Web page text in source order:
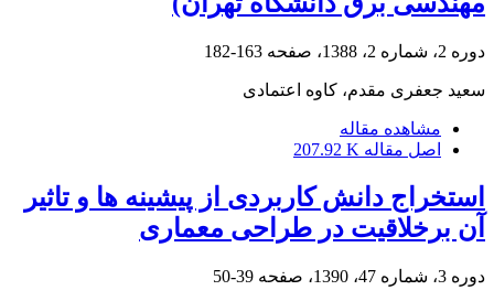
دوره 2، شماره 2، 1388، صفحه 163-182
سعید جعفری مقدم، کاوه اعتمادی
مشاهده مقاله
اصل مقاله 207.92 K
استخراج دانش کاربردی از پیشینه ها و تاثیر
آن برخلاقیت در طراحی معماری
دوره 3، شماره 47، 1390، صفحه 39-50